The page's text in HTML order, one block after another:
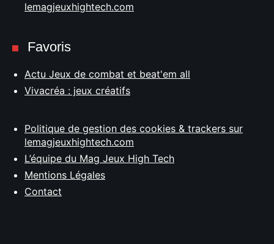
lemagjeuxhightech.com
Favoris
Actu Jeux de combat et beat'em all
Vivacréa : jeux créatifs
Politique de gestion des cookies & trackers sur
lemagjeuxhightech.com
L’équipe du Mag Jeux High Tech
Mentions Légales
Contact